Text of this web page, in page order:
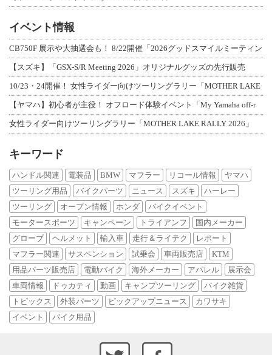
イベント情報
CB750F 展示や大抽選会も！ 8/22開催「2026グッドスマイルミーティン
【スズキ】「GSX-S/R Meeting 2026」オリジナルグッズの先行販売
10/23・24開催！ 女性ライダー向けツーリングラリー「MOTHER LAKE
【ヤマハ】初心者が主役！ オフロード体験イベント「My Yamaha off-r
女性ライダー向けツーリングラリー「MOTHER LAKE RALLY 2026」
キーワード
ハンドル関連 電装品 BMW マフラー リコール情報
ヤマハ
ツーリング用品
バイクパーツ ニュース スズキ
ハーレー
ツーリング
オープン情報 ホンダ
バイクイベント
モータースポーツ
キャンペーン トライアンフ
国内メーカー
グローブ
ヘルメット 輸入車 走行＆ライテク
レポート
マフラー関連
サスペンション 試乗会 車両販売店
KTM
用品パーツ販売店
電動バイク 海外メーカー アパレル
展示会
車両情報
ドゥカティ 動画 キャンプツーリング
バイク雑貨
トピックス
外装パーツ ピックアップニュース
カワサキ
イベント
バイク用品